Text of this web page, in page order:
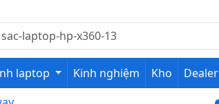
laptop Kinh nghiệm Kho Dealer